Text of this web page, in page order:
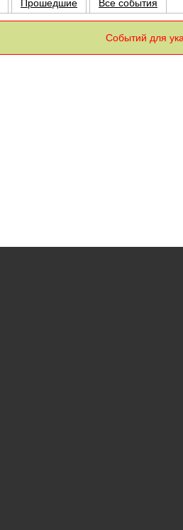
Прошедшие Все события
Событий для